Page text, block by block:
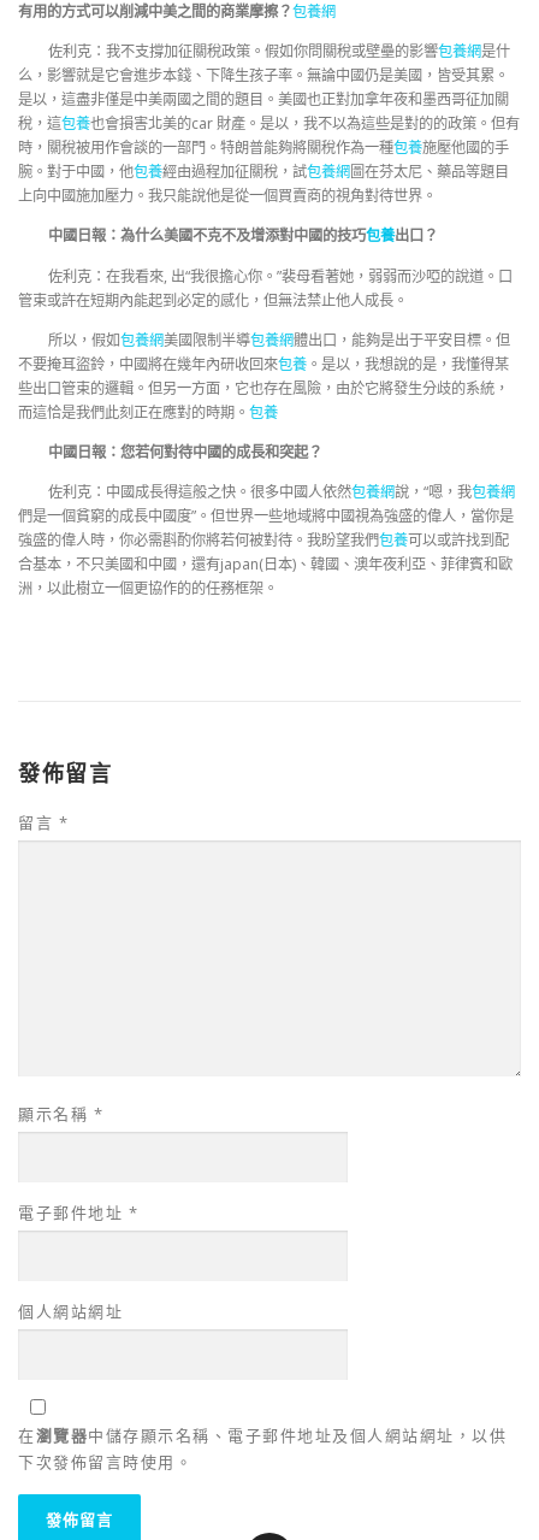
有用的方式可以削減中美之間的商業摩擦？包養網
佐利克：我不支撐加征關稅政策。假如你問關稅或壁壘的影響包養網是什
么，影響就是它會進步本錢、下降生孩子率。無論中國仍是美國，皆受其累。
是以，這盡非僅是中美兩國之間的題目。美國也正對加拿年夜和墨西哥征加關
稅，這包養也會損害北美的car 財產。是以，我不以為這些是對的的政策。但有
時，關稅被用作會談的一部門。特朗普能夠將關稅作為一種包養施壓他國的手
腕。對于中國，他包養經由過程加征關稅，試包養網圖在芬太尼、藥品等題目
上向中國施加壓力。我只能說他是從一個買賣商的視角對待世界。
中國日報：為什么美國不克不及增添對中國的技巧包養出口？
佐利克：在我看來, 出“我很擔心你。”裴母看著她，弱弱而沙啞的說道。口
管束或許在短期內能起到必定的感化，但無法禁止他人成長。
所以，假如包養網美國限制半導包養網體出口，能夠是出于平安目標。但
不要掩耳盜鈴，中國將在幾年內研收回來包養 。是以，我想說的是，我懂得某
些出口管束的邏輯。但另一方面，它也存在風險，由於它將發生分歧的系統，
而這恰是我們此刻正在應對的時期。 包養
中國日報：您若何對待中國的成長和突起？
佐利克：中國成長得這般之快。很多中國人依然包養網說，“嗯，我包養網
們是一個貧窮的成長中國度”。但世界一些地域將中國視為強盛的偉人，當你是
強盛的偉人時，你必需斟酌你將若何被對待。我盼望我們包養可以或許找到配
合基本，不只美國和中國，還有japan(日本)、韓國、澳年夜利亞、菲律賓和歐
洲，以此樹立一個更協作的的任務框架。
發佈留言
留言 *
顯示名稱 *
電子郵件地址 *
個人網站網址
在瀏覽器中儲存顯示名稱、電子郵件地址及個人網站網址，以供
下次發佈留言時使用。